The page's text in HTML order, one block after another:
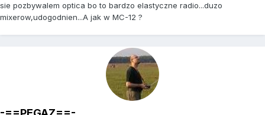
sie pozbywalem optica bo to bardzo elastyczne radio...duzo
mixerow,udogodnien...A jak w MC-12 ?